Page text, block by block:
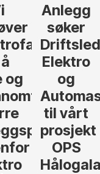
Senior
- Asker